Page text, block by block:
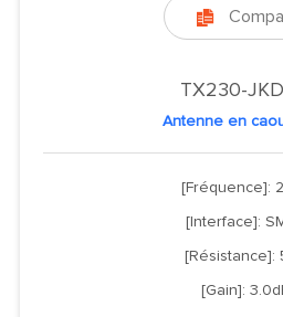

TX230-
Antenne en
[Fréquence]:
[Interface]:
[Résistance]:
[Gain]: